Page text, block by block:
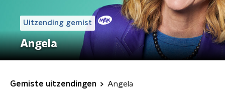
Uitzending gemist
Angela
Gemiste uitzendingen Angela